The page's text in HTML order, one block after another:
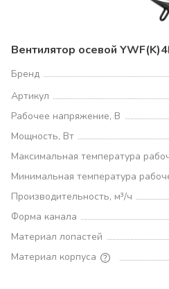
Вентилятор осевой
Бренд
Артикул
Рабочее напряжение, В
Мощность, Вт
Максимальная температура
Минимальная температура
Производительность, м³/ч
Форма канала
Материал лопастей
Материал корпуса